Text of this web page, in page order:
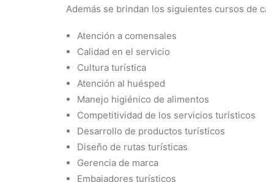
Además se brindan los siguientes cursos de
Atención a comensales
Calidad en el servicio
Cultura turística
Atención al huésped
Manejo higiénico de alimentos
Competitividad de los servicios turísticos
Desarrollo de productos turísticos
Diseño de rutas turísticas
Gerencia de marca
Embajadores turísticos